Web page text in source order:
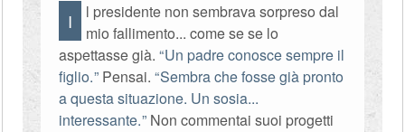
I
l presidente non sembrava sorpreso dal
mio fallimento... come se se lo
aspettasse già. Un padre conosce sempre il
figlio. Pensai. Sembra che fosse già pronto
a questa situazione. Un sosia...
interessante. Non commentai suoi progetti